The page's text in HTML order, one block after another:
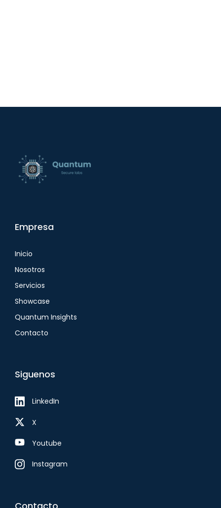
Empresa
Inicio
Nosotros
Servicios
Showcase
Quantum Insights
Contacto
Siguenos
LinkedIn
X
Youtube
Instagram